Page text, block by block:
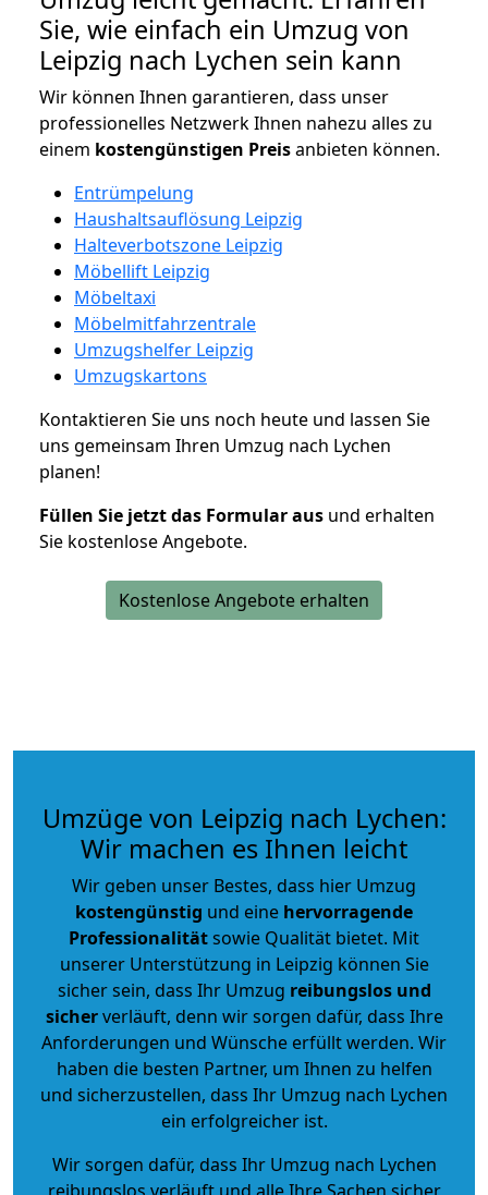
Sie, wie einfach ein Umzug von
Leipzig nach Lychen sein kann
Wir können Ihnen garantieren, dass unser
professionelles Netzwerk Ihnen nahezu alles zu
einem kostengünstigen Preisanbieten können.
Entrümpelung
Haushaltsauflösung Leipzig
Halteverbotszone Leipzig
Möbellift Leipzig
Möbeltaxi
Möbelmitfahrzentrale
Umzugshelfer Leipzig
Umzugskartons
Kontaktieren Sie uns noch heute und lassen Sie
uns gemeinsam Ihren Umzug nach Lychen
planen!
Füllen Sie jetzt das Formular aus und erhalten
Sie kostenlose Angebote.
Kostenlose Angebote erhalten
Umzüge von Leipzig nach Lychen:
Wir machen es Ihnen leicht
Wir geben unser Bestes, dass hier Umzug
kostengünstig und eine hervorragende
Professionalitätsowie Qualität bietet. Mit
unserer Unterstützung in Leipzig können Sie
sicher sein, dass Ihr Umzug reibungslos und
sicherverläuft, denn wir sorgen dafür, dass Ihre
Anforderungen und Wünsche erfüllt werden. Wir
haben die besten Partner, um Ihnen zu helfen
und sicherzustellen, dass Ihr Umzug nach Lychen
ein erfolgreicher ist.
Wir sorgen dafür, dass Ihr Umzug nach Lychen
reibungslos verläuft und alle Ihre Sachen sicher